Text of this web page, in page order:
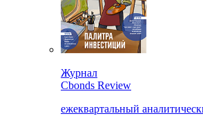
Журнал
Cbonds Review
ежеквартальный